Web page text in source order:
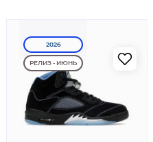
2026
РЕЛИЗ - ИЮНЬ